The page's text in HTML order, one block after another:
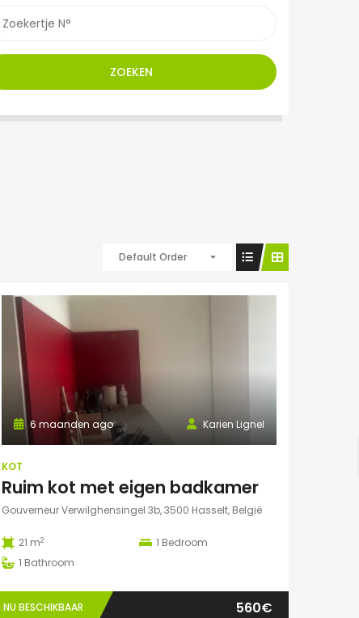
ZOEKEN
Default Order
Karien Lignel
6 maanden ago
KOT
Ruim kot met eigen badkamer
Gouverneur Verwilghensingel 3b, 3500 Hasselt, België
21 m2 1 Bedroom
1 Bathroom
NU BESCHIKBAAR 560€